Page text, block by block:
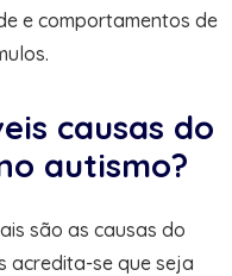
e comportamentos de
causas do
autismo?
são as causas do
acredita-se que seja